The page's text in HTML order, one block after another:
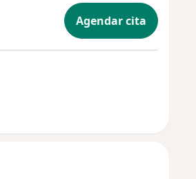
Agendar cita